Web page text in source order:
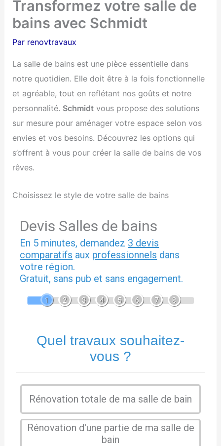
Transformez votre salle de
bains avec Schmidt
Par renovtravaux
La salle de bains est une pièce essentielle dans
notre quotidien. Elle doit être à la fois fonctionnelle
et agréable, tout en reflétant nos goûts et notre
personnalité. Schmidt vous propose des solutions
sur mesure pour aménager votre espace selon vos
envies et vos besoins. Découvrez les options qui
s’offrent à vous pour créer la salle de bains de vos
rêves.
Choisissez le style de votre salle de bains
Devis Salles de bains
En 5 minutes, demandez 3 devis
comparatifs aux professionnels dans
votre région.
Gratuit, sans pub et sans engagement.
1 2 3 4 5 6 7 8
Quel travaux souhaitez-
vous ?
Rénovation totale de ma salle de bain
Rénovation d'une partie de ma salle de
bain